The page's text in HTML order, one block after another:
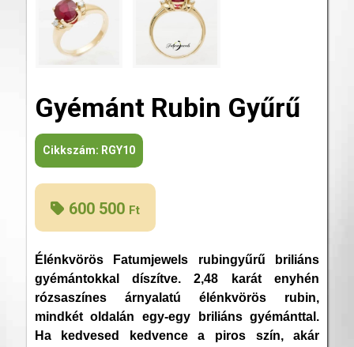
Gyémánt Rubin Gyűrű
Cikkszám: RGY10
600 500 Ft
Élénkvörös Fatumjewels rubingyűrű briliáns
gyémántokkal díszítve. 2,48 karát enyhén
rózsaszínes árnyalatú élénkvörös rubin,
mindkét oldalán egy-egy briliáns gyémánttal.
Ha kedvesed kedvence a piros szín, akár